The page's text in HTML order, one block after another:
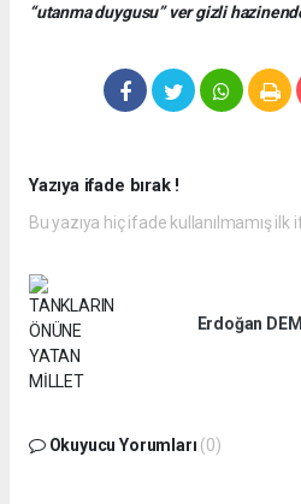
“utanma duygusu” ver gizli
Yazıya ifade bırak !
Bu yazıya hiç ifade kullanılmamış ilk
Erdoğan
Okuyucu Yorumları (0)